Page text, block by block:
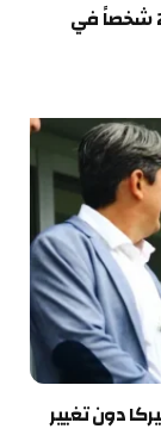
روسيا.. تحطم طائرة عسكرية يودي بحياة 29 شخصاً في
دون تغيير